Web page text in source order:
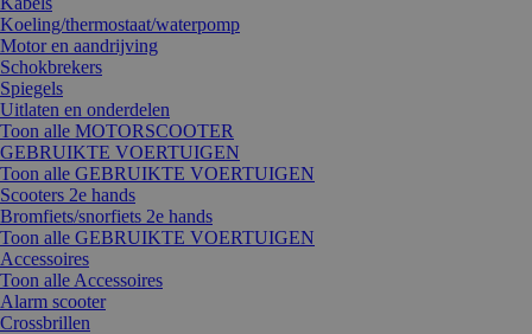
Koeling/thermostaat/waterpomp
Motor en aandrijving
Schokbrekers
Spiegels
Uitlaten en onderdelen
Toon alle MOTORSCOOTER
GEBRUIKTE VOERTUIGEN
Toon alle GEBRUIKTE VOERTUIGEN
Scooters 2e hands
Bromfiets/snorfiets 2e hands
Toon alle GEBRUIKTE VOERTUIGEN
Accessoires
Toon alle Accessoires
Alarm scooter
Crossbrillen